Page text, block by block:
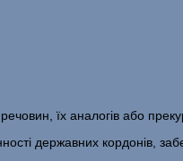
їх аналогів або
державних кордонів,